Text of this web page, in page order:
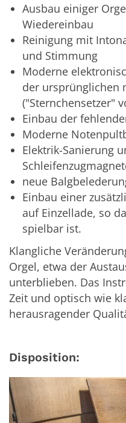
Ausbau einiger
Wiedereinbau
Reinigung mit
und Stimmung
Moderne
der ursprünglichen
("Sternchensetzer"
Einbau der
Moderne
Elektrik-Sanierung
neue
Einbau einer
auf Einzellade, so
spielbar ist.
Klangliche
Orgel, etwa der
unterblieben. Das
Zeit und optisch wie
herausragender
Disposition: